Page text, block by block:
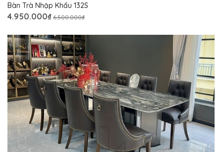
Bàn Trà Nhập Khẩu 132S
4.950.000₫ 6.500.000₫